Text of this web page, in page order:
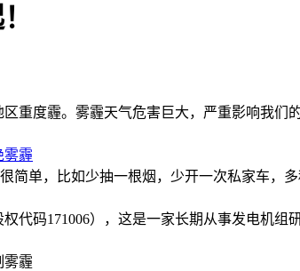
度霾。雾霾天气危害巨大，严重影响我们
单，比如少抽一根烟，少开一次私家车，多
码171006），这是一家长期从事发电机组